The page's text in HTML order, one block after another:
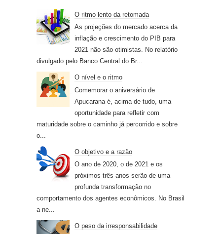
O ritmo lento da retomada
As projeções do mercado acerca da
inflação e crescimento do PIB para
2021 não são otimistas. No relatório
divulgado pelo Banco Central do Br...
O nível e o ritmo
Comemorar o aniversário de
Apucarana é, acima de tudo, uma
oportunidade para refletir com
maturidade sobre o caminho já percorrido e sobre
o...
O objetivo e a razão
O ano de 2020, o de 2021 e os
próximos três anos serão de uma
profunda transformação no
comportamento dos agentes econômicos. No Brasil
a ne...
O peso da irresponsabilidade